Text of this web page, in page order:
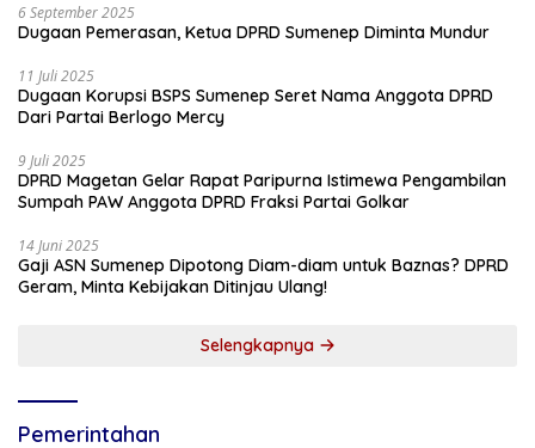
6 September 2025
Dugaan Pemerasan, Ketua DPRD Sumenep Diminta Mundur
11 Juli 2025
Dugaan Korupsi BSPS Sumenep Seret Nama Anggota DPRD
Dari Partai Berlogo Mercy
9 Juli 2025
DPRD Magetan Gelar Rapat Paripurna Istimewa Pengambilan
Sumpah PAW Anggota DPRD Fraksi Partai Golkar
14 Juni 2025
Gaji ASN Sumenep Dipotong Diam-diam untuk Baznas? DPRD
Geram, Minta Kebijakan Ditinjau Ulang!
Selengkapnya
Pemerintahan